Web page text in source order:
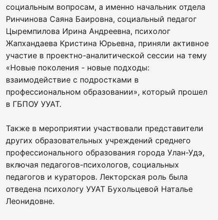
социальным вопросам, а именно начальник отдела
Ринчинова Саяна Баировна, социальный педагог
Цыремпилова Ирина Андреевна, психолог
Жапхандаева Кристина Юрьевна, приняли активное
участие в проектно-аналитической сессии на тему
«Новые поколения - новые подходы:
взаимодействие с подростками в
профессиональном образовании», который прошел
в ГБПОУ УУАТ.
Также в мероприятии участвовали представители
других образовательных учреждений среднего
профессионального образования города Улан-Удэ,
включая педагогов-психологов, социальных
педагогов и кураторов. Лекторская роль была
отведена психологу УУАТ Бухольцевой Наталье
Леонидовне.